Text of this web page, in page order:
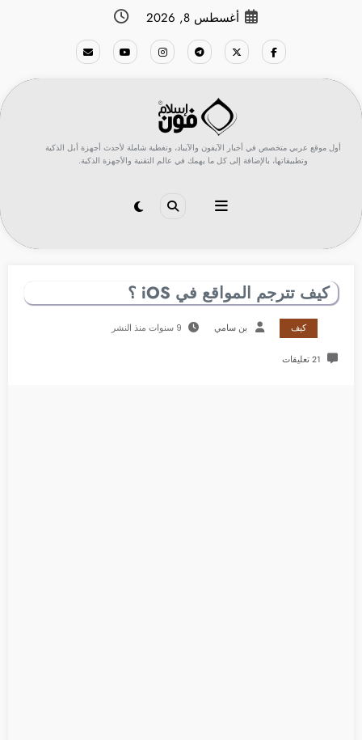
أغسطس 8, 2026
أول موقع عربي متخصص في أخبار الآيفون والآيباد، وتغطية شاملة لأحدث أجهزة أبل الذكية
وتطبيقاتها، بالإضافة إلى كل ما يهمك في عالم التقنية والأجهزة الذكية.
كيف تترجم المواقع في iOS ؟
كيف بن سامي 9 سنوات منذ النشر
21 تعليقات